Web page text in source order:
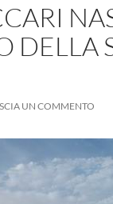
DELLA
UN COMMENTO